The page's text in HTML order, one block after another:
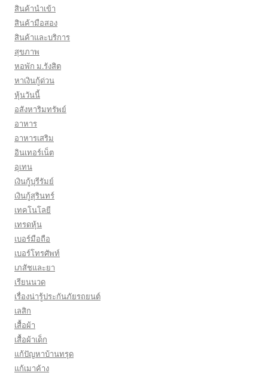
สินค้านำเข้า
สินค้ามือสอง
สินค้าและบริการ
สุขภาพ
หอพัก ม.รังสิต
หาเงินกู้ด่วน
หุ้นวันนี้
อสังหาริมทรัพย์
อาหาร
อาหารเสริม
อินเทอร์เน็ต
อุเทน
เงินกู้บุรีรัมย์
เงินกู้สุรินทร์
เทคโนโลยี
เทรดหุ้น
เบอร์มือถือ
เบอร์โทรศัพท์
เภสัชและยา
เรียนนวด
เรื่องน่ารู้ประกันภัยรถยนต์
เลสิก
เสื้อผ้า
เสื้อผ้าเด็ก
แก้ปัญหาบ้านทรุด
แก้เมาค้าง